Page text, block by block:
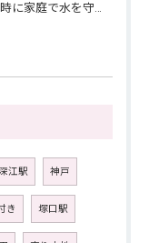
江駅 神戸
き 塚口駅